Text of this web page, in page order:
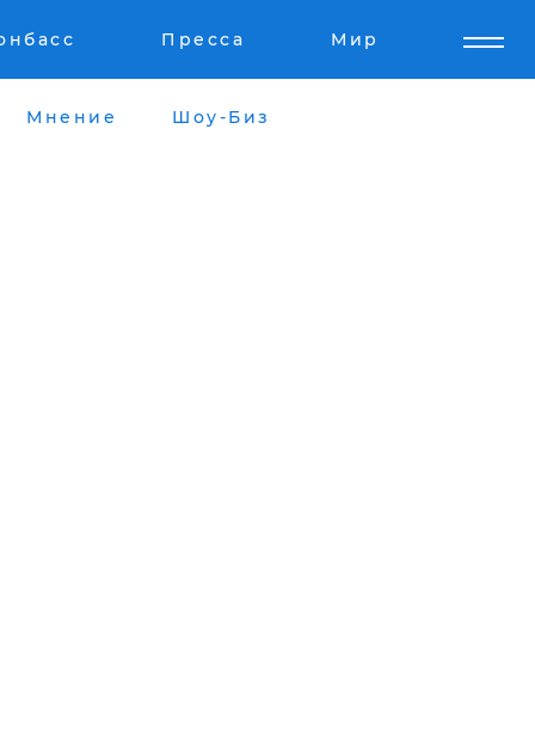
Пресса Мир
Мнение Шоу-Биз